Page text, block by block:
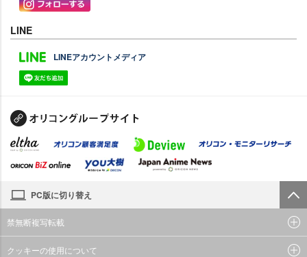
LINE
LINEアカウントメディア
PC版に切り替え
禁無断複写転載
クッキーの使用について